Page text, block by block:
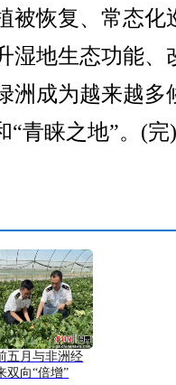
被恢复、常态化
湿地生态功能、
洲成为越来越多
“青睐之地”。(完)
五月与非洲经
双向“倍增”